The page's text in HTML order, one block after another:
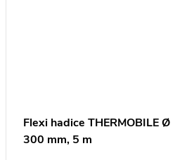
Flexi hadice THERMOBILE Ø
300 mm, 5 m